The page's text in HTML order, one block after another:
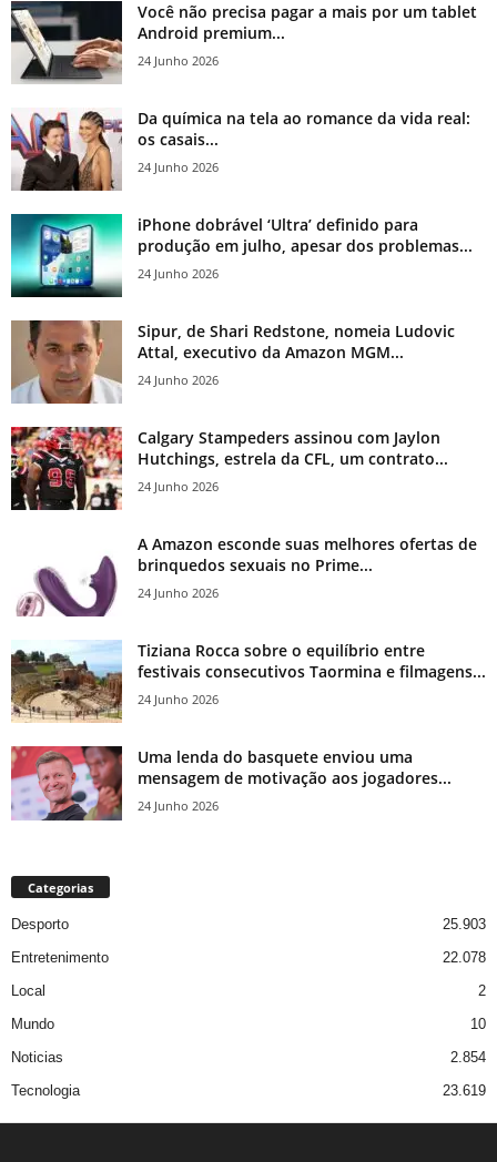
Você não precisa pagar a mais por um tablet
Android premium...
24 Junho 2026
Da química na tela ao romance da vida real:
os casais...
24 Junho 2026
iPhone dobrável ‘Ultra’ definido para
produção em julho, apesar dos problemas...
24 Junho 2026
Sipur, de Shari Redstone, nomeia Ludovic
Attal, executivo da Amazon MGM...
24 Junho 2026
Calgary Stampeders assinou com Jaylon
Hutchings, estrela da CFL, um contrato...
24 Junho 2026
A Amazon esconde suas melhores ofertas de
brinquedos sexuais no Prime...
24 Junho 2026
Tiziana Rocca sobre o equilíbrio entre
festivais consecutivos Taormina e filmagens...
24 Junho 2026
Uma lenda do basquete enviou uma
mensagem de motivação aos jogadores...
24 Junho 2026
Categorias
Desporto
25.903
Entretenimento
22.078
Local
2
Mundo
10
Noticias
2.854
Tecnologia
23.619